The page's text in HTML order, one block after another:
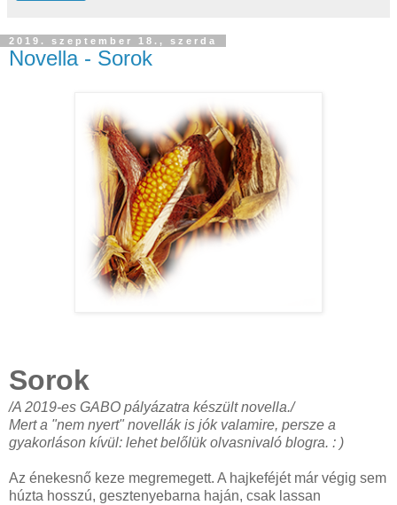
2019. szeptember 18., szerda
Novella - Sorok
Sorok
/A 2019-es GABO pályázatra készült novella./
Mert a "nem nyert" novellák is jók valamire, persze a
gyakorláson kívül: lehet belőlük olvasnivaló blogra. : )
Az énekesnő keze megremegett. A hajkeféjét már végig sem
húzta hosszú, gesztenyebarna haján, csak lassan